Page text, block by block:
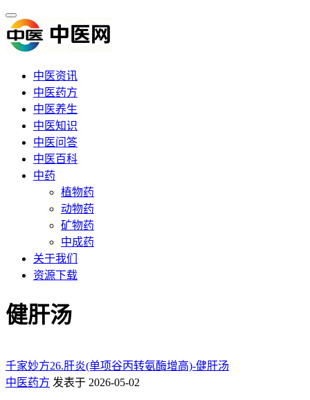
中医资讯
中医药方
中医养生
中医知识
中医问答
中医百科
中药
植物药
动物药
矿物药
中成药
关于我们
资源下载
健肝汤
千家妙方26.肝炎(单项谷丙转氨酶增高)-健肝汤
中医药方 发表于 2026-05-02